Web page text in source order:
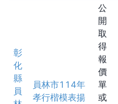
彰
化
縣
員
員林市114年
孝行楷模表揚
公
開
取
得
報
價
單
或